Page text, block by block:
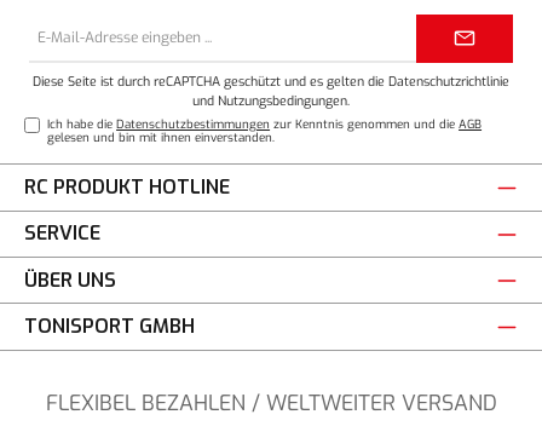
Diese Seite ist durch reCAPTCHA geschützt und es gelten die Datenschutzrichtlinie
und Nutzungsbedingungen
Ich habe dieDatenschutzbestimmungen zur Kenntnis genommen und dieAGB
gelesen und bin mit ihnen einverstanden.
RC PRODUKT HOTLINE
SERVICE
ÜBER UNS
TONISPORT GMBH
FLEXIBEL BEZAHLEN / WELTWEITER VERSAND